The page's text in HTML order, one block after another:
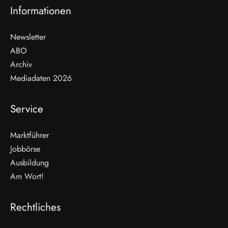
Informationen
Newsletter
ABO
Archiv
Mediadaten 2026
Service
Marktführer
Jobbörse
Ausbildung
Am Wort!
Rechtliches